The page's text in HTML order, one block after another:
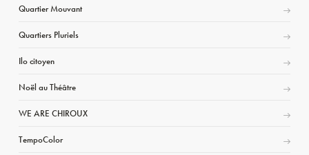
Quartier Mouvant
Quartiers Pluriels
Ilo citoyen
Noël au Théâtre
WE ARE CHIROUX
TempoColor